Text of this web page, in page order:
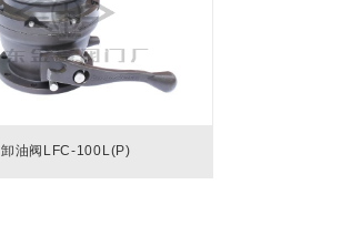
卸油阀LFC-100L(P)